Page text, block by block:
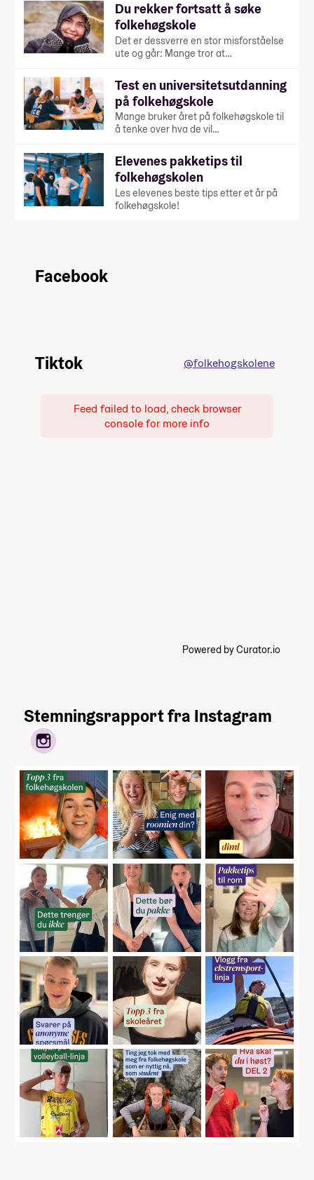
Du rekker fortsatt å søke
folkehøgskole
Det er dessverre en stor misforståelse
ute og går: Mange tror at…
Test en universitetsutdanning
på folkehøgskole
Mange bruker året på folkehøgskole til
å tenke over hva de vil…
Elevenes pakketips til
folkehøgskolen
Les elevenes beste tips etter et år på
folkehøgskole!
Facebook
Tiktok @folkehogskolene
Feed failed to load, check browser
console for more info
Powered by Curator.io
Stemningsrapport fra Instagram